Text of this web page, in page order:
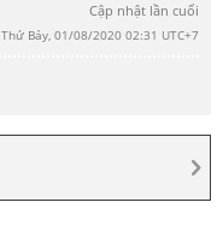
Cập nhật lần cuối
Thứ Bảy, 01/08/2020 02:31 UTC+7